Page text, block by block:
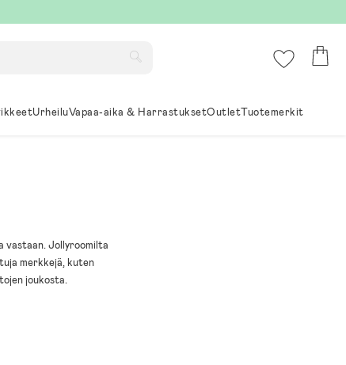
UrheiluVapaa-aika & HarrastuksetOutletTuotemerkit
vastaan. Jollyroomilta
merkkejä, kuten
joukosta.